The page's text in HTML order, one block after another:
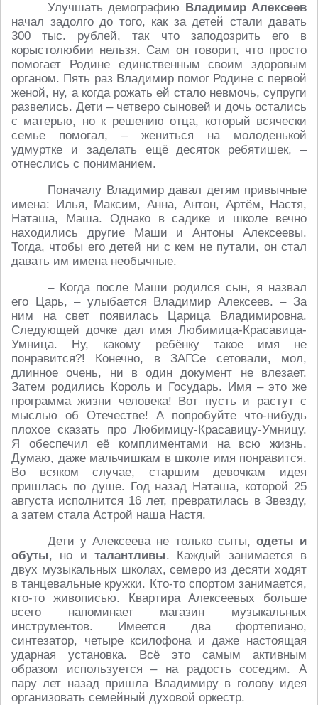
Улучшать демографию Владимир Алексеев
начал задолго до того, как за детей стали давать
300 тыс. рублей, так что заподозрить его в
корыстолюбии нельзя. Сам он говорит, что просто
помогает Родине единственным своим здоровым
органом. Пять раз Владимир помог Родине с первой
женой, ну, а когда рожать ей стало невмочь, супруги
развелись. Дети – четверо сыновей и дочь остались
с матерью, но к решению отца, который всячески
семье помогал, – жениться на молоденькой
удмуртке и заделать ещё десяток ребятишек, –
отнеслись с пониманием.
Поначалу Владимир давал детям привычные
имена: Илья, Максим, Анна, Антон, Артём, Настя,
Наташа, Маша. Однако в садике и школе вечно
находились другие Маши и Антоны Алексеевы.
Тогда, чтобы его детей ни с кем не путали, он стал
давать им имена необычные.
– Когда после Маши родился сын, я назвал
его Царь, – улыбается Владимир Алексеев. – За
ним на свет появилась Царица Владимировна.
Следующей дочке дал имя Любимица-Красавица-
Умница. Ну, какому ребёнку такое имя не
понравится?! Конечно, в ЗАГСе сетовали, мол,
длинное очень, ни в один документ не влезает.
Затем родились Король и Государь. Имя – это же
программа жизни человека! Вот пусть и растут с
мыслью об Отечестве! А попробуйте что-нибудь
плохое сказать про Любимицу-Красавицу-Умницу.
Я обеспечил её комплиментами на всю жизнь.
Думаю, даже мальчишкам в школе имя понравится.
Во всяком случае, старшим девочкам идея
пришлась по душе. Год назад Наташа, которой 25
августа исполнится 16 лет, превратилась в Звезду,
а затем стала Астрой наша Настя.
Дети у Алексеева не только сыты, одеты и
обуты, но и талантливы. Каждый занимается в
двух музыкальных школах, семеро из десяти ходят
в танцевальные кружки. Кто-то спортом занимается,
кто-то живописью. Квартира Алексеевых больше
всего напоминает магазин музыкальных
инструментов. Имеется два фортепиано,
синтезатор, четыре ксилофона и даже настоящая
ударная установка. Всё это самым активным
образом используется – на радость соседям. А
пару лет назад пришла Владимиру в голову идея
организовать семейный духовой оркестр.